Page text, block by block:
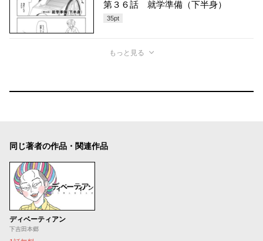
第３６話 就学準備（下半身）
35pt
もっと見る
同じ著者の作品・関連作品
ディベーティアン
下吉田本郷